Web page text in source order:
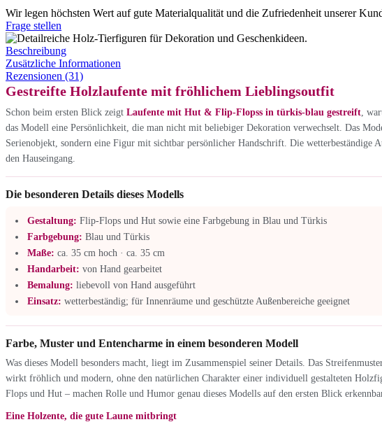
Wir legen höchsten Wert auf gute Materialqualität und die Zufriedenheit unserer
Frage stellen
Beschreibung
Zusätzliche Informationen
Rezensionen (31)
Gestreifte Holzlaufente mit fröhlichem Lieblingsoutfit
Schon beim ersten Blick zeigt Laufente mit Hut & Flip-Flopss in türkis-blau gestreift ,
das Modell eine Persönlichkeit, die man nicht mit beliebiger Dekoration verwechselt. Das
Serienobjekt, sondern eine Figur mit sichtbar persönlicher Handschrift. Die wetterbeständige
den Hauseingang.
Die besonderen Details dieses Modells
Gestaltung: Flip-Flops und Hut sowie eine Farbgebung in Blau und Türkis
Farbgebung: Blau und Türkis
Maße: ca. 35 cm hoch · ca. 35 cm
Handarbeit: von Hand gearbeitet
Bemalung: liebevoll von Hand ausgeführt
Einsatz: wetterbeständig; für Innenräume und geschützte Außenbereiche geeignet
Farbe, Muster und Entencharme in einem besonderen Modell
Was dieses Modell besonders macht, liegt im Zusammenspiel seiner Details. Das
wirkt fröhlich und modern, ohne den natürlichen Charakter einer individuell gestalteten
Flops und Hut – machen Rolle und Humor genau dieses Modells auf den ersten Blick
Eine Holzente, die gute Laune mitbringt